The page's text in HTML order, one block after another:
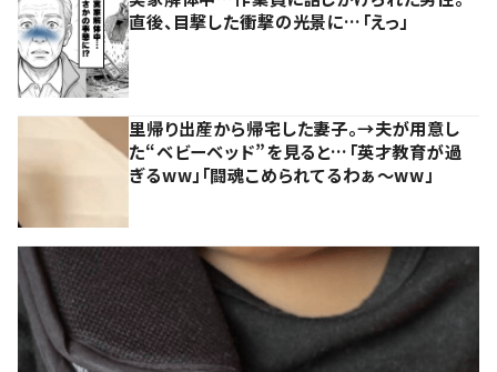
直後、目撃した衝撃の光景に…「えっ」
里帰り出産から帰宅した妻子。→夫が用意し
た“ベビーベッド”を見ると…「英才教育が過
ぎるww」「闘魂こめられてるわぁ～ww」